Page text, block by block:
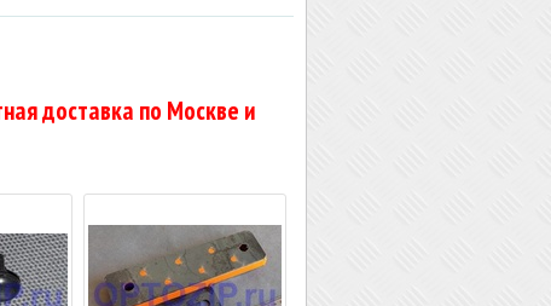
доставка по Москве и